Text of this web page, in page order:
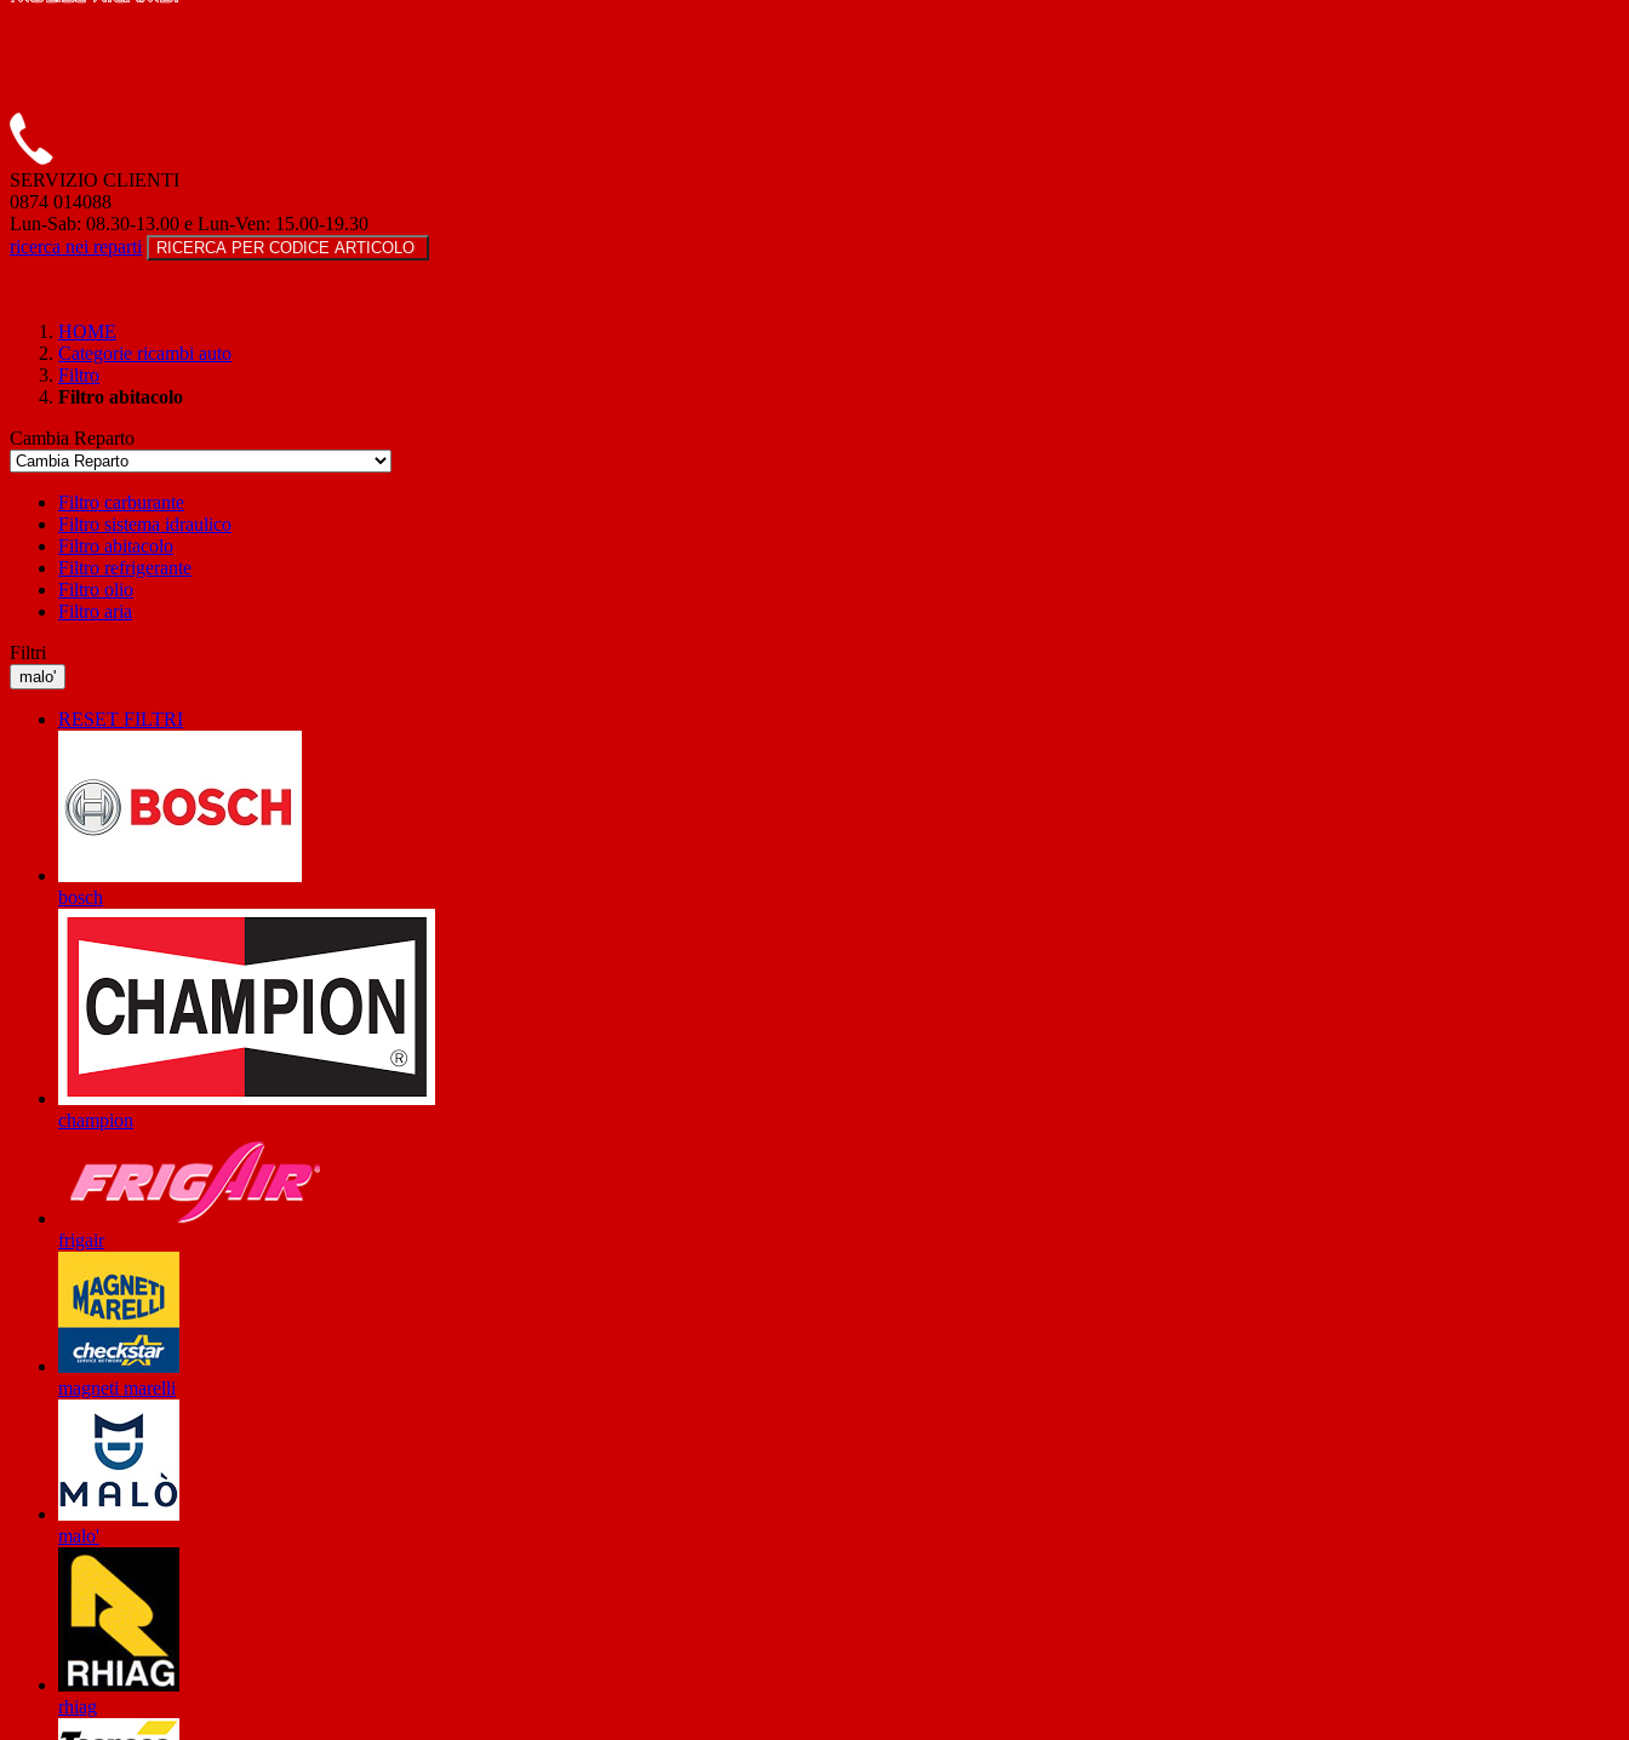
SERVIZIO CLIENTI
0874 014088
Lun-Sab: 08.30-13.00 e Lun-Ven: 15.00-19.30
ricerca nei reparti
RICERCA PER CODICE ARTICOLO
HOME
Categorie ricambi auto
Filtro
Filtro abitacolo
Cambia Reparto
Filtro carburante
Filtro sistema idraulico
Filtro abitacolo
Filtro refrigerante
Filtro olio
Filtro aria
Filtri
malo'
RESET FILTRI
bosch
champion
frigair
magneti marelli
malo'
rhiag